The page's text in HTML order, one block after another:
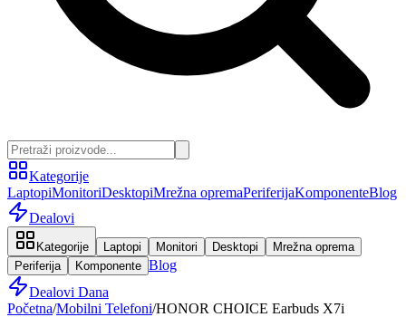
Kategorije
LaptopiMonitoriDesktopiMrežna opremaPeriferijaKomponenteBlog
Dealovi
Kategorije Laptopi Monitori Desktopi
Mrežna oprema
Periferija
Komponente Blog
Dealovi Dana
Početna/Mobilni Telefoni/HONOR CHOICE Earbuds X7i